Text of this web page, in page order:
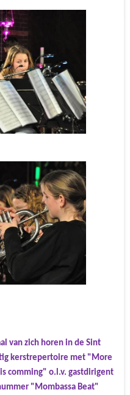
van zich horen in de Sint
kerstrepertoire met "More
comming" o.l.v. gastdirigent
"Mombassa Beat"